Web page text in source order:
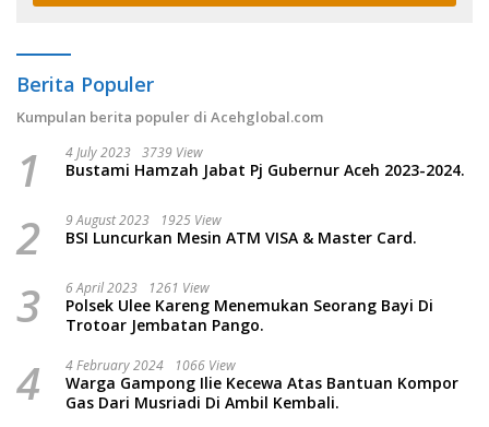
Berita Populer
Kumpulan berita populer di Acehglobal.com
1 4 July 2023 3739 View
Bustami Hamzah Jabat Pj Gubernur Aceh 2023-2024.
2 9 August 2023 1925 View
BSI Luncurkan Mesin ATM VISA & Master Card.
3 6 April 2023 1261 View
Polsek Ulee Kareng Menemukan Seorang Bayi Di
Trotoar Jembatan Pango.
4 4 February 2024 1066 View
Warga Gampong Ilie Kecewa Atas Bantuan Kompor
Gas Dari Musriadi Di Ambil Kembali.